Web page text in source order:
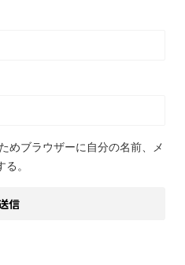
めブラウザーに自分の名前、メ
。